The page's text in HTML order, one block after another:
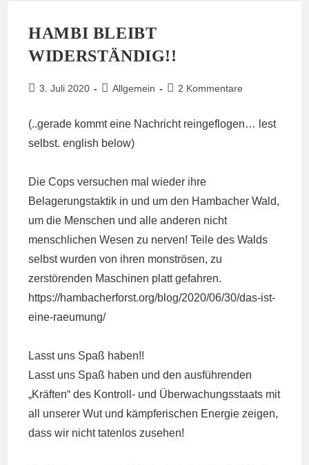
HAMBI BLEIBT
WIDERSTÄNDIG!!
Beitrag
3. Juli 2020
Beitrags-
Allgemein
Beitrags-
2 Kommentare
(..gerade kommt eine Nachricht reingeflogen… lest
selbst. english below)
Die Cops versuchen mal wieder ihre
Belagerungstaktik in und um den Hambacher Wald,
um die Menschen und alle anderen nicht
menschlichen Wesen zu nerven! Teile des Walds
selbst wurden von ihren monströsen, zu
zerstörenden Maschinen platt gefahren.
https://hambacherforst.org/blog/2020/06/30/das-ist-
eine-raeumung/
Lasst uns Spaß haben!!
Lasst uns Spaß haben und den ausführenden
„Kräften“ des Kontroll- und Überwachungsstaats mit
all unserer Wut und kämpferischen Energie zeigen,
dass wir nicht tatenlos zusehen!